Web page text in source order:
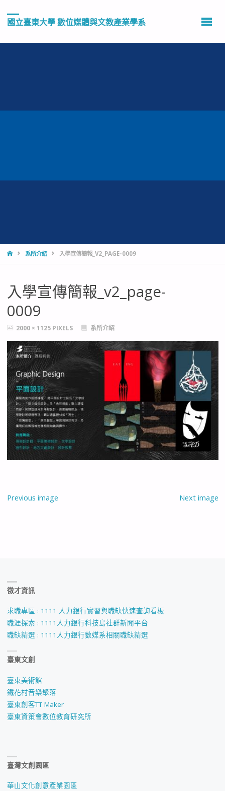
國立臺東大學 數位媒體與文教產業學系
HOME系所介紹 入學宣傳簡報_V2_PAGE-0009
入學宣傳簡報_v2_page-
0009
FULL2000 × 1125 PIXELS 系所介紹
Previous image Next image
徵才資訊
求職專區 : 1111 人力銀行實習與職缺快速查詢看板
職涯探索 : 1111人力銀行科技島社群新聞平台
職缺精選 : 1111人力銀行數媒系相關職缺精選
臺東文創
臺東美術館
鐵花村音樂聚落
臺東創客TT Maker
臺東資策會數位教育研究所
臺灣文創園區
華山文化創意產業園區